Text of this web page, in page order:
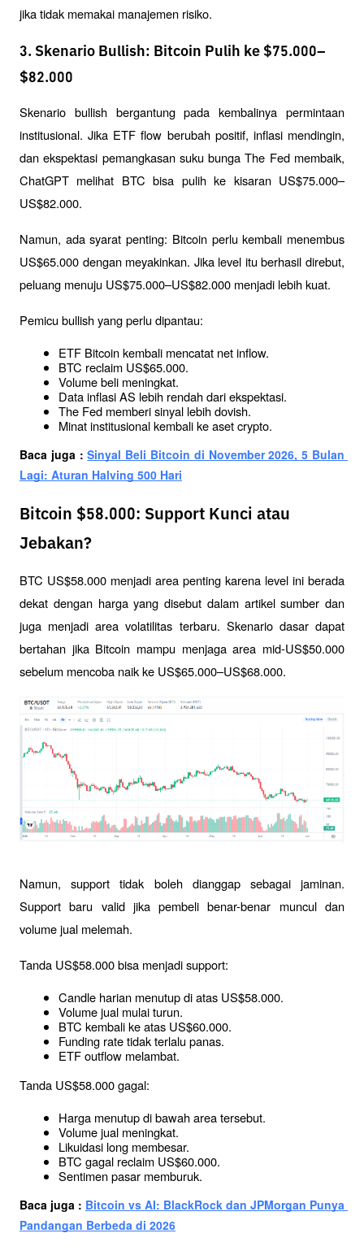
jika tidak memakai manajemen risiko.
3. Skenario Bullish: Bitcoin Pulih ke $75.000–
$82.000
Skenario bullish bergantung pada kembalinya permintaan
institusional. Jika ETF flow berubah positif, inflasi mendingin,
dan ekspektasi pemangkasan suku bunga The Fed membaik,
ChatGPT melihat BTC bisa pulih ke kisaran US$75.000–
US$82.000.
Namun, ada syarat penting: Bitcoin perlu kembali menembus
US$65.000 dengan meyakinkan. Jika level itu berhasil direbut,
peluang menuju US$75.000–US$82.000 menjadi lebih kuat.
Pemicu bullish yang perlu dipantau:
ETF Bitcoin kembali mencatat net inflow.
BTC reclaim US$65.000.
Volume beli meningkat.
Data inflasi AS lebih rendah dari ekspektasi.
The Fed memberi sinyal lebih dovish.
Minat institusional kembali ke aset crypto.
Baca juga : Sinyal Beli Bitcoin di November 2026, 5 Bulan
Lagi: Aturan Halving 500 Hari
Bitcoin $58.000: Support Kunci atau
Jebakan?
BTC US$58.000 menjadi area penting karena level ini berada
dekat dengan harga yang disebut dalam artikel sumber dan
juga menjadi area volatilitas terbaru. Skenario dasar dapat
bertahan jika Bitcoin mampu menjaga area mid-US$50.000
sebelum mencoba naik ke US$65.000–US$68.000.
Namun, support tidak boleh dianggap sebagai jaminan.
Support baru valid jika pembeli benar-benar muncul dan
volume jual melemah.
Tanda US$58.000 bisa menjadi support:
Candle harian menutup di atas US$58.000.
Volume jual mulai turun.
BTC kembali ke atas US$60.000.
Funding rate tidak terlalu panas.
ETF outflow melambat.
Tanda US$58.000 gagal:
Harga menutup di bawah area tersebut.
Volume jual meningkat.
Likuidasi long membesar.
BTC gagal reclaim US$60.000.
Sentimen pasar memburuk.
Baca juga : Bitcoin vs AI: BlackRock dan JPMorgan Punya
Pandangan Berbeda di 2026